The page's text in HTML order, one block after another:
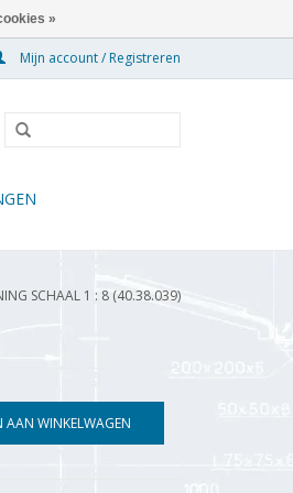
Mijn account / Registreren
SCHAAL 1 : 8 (40.38.039)
AAN WINKELWAGEN
»